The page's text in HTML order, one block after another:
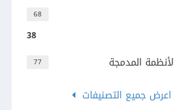
68
38
77
المدمجة
اعرض جميع التصنيفات